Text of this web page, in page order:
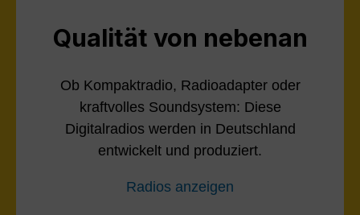
Qualität von nebenan
Ob Kompaktradio, Radioadapter oder
kraftvolles Soundsystem: Diese
Digitalradios werden in Deutschland
entwickelt und produziert.
Radios anzeigen